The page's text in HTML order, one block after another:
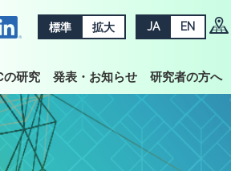
標準 拡大 JA EN
の研究 発表・お知らせ 研究者の方へ